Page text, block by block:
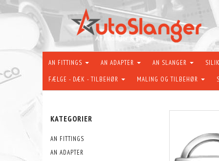
AN FITTINGS AN ADAPTER AN SLANGER
FÆLGE - DÆK - TILBEHØR MALING OG TILBEHØR
KATEGORIER
AN FITTINGS
AN ADAPTER